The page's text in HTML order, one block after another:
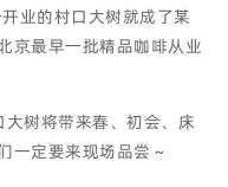
业的村口大树就成了某
京最早一批精品咖啡从业
大树将带来春、初会、床
一定要来现场品尝～